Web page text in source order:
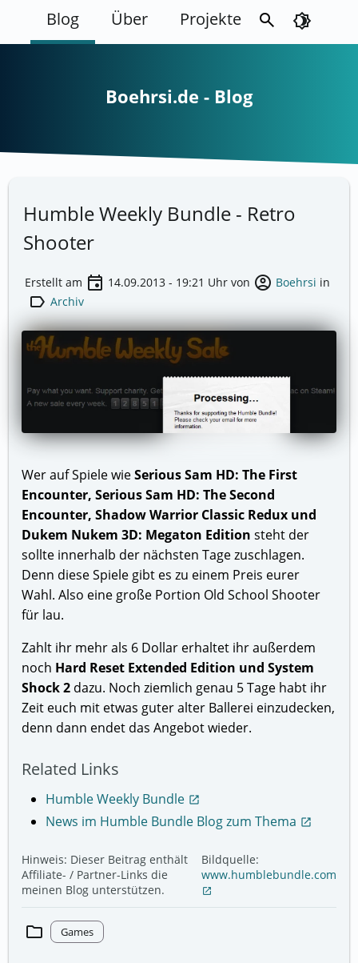
Blog Über Projekte search brightness_4
Boehrsi.de - Blog
Humble Weekly Bundle - Retro
Shooter
Erstellt am event 14.09.2013 - 19:21 Uhr von account_circle Boehrsi in
label Archiv
Wer auf Spiele wieSerious Sam HD: The First
Encounter, Serious Sam HD: The Second
Encounter, Shadow Warrior Classic Redux und
Dukem Nukem 3D: Megaton Edition steht der
sollte innerhalb der nächsten Tage zuschlagen.
Denn diese Spiele gibt es zu einem Preis eurer
Wahl. Also eine große Portion Old School Shooter
für lau.
Zahlt ihr mehr als 6 Dollar erhaltet ihr außerdem
noch Hard Reset Extended Edition und System
Shock 2 dazu. Noch ziemlich genau 5 Tage habt ihr
Zeit euch mit etwas guter alter Ballerei einzudecken,
denn dann endet das Angebot wieder.
Related Links
Humble Weekly Bundle open_in_new
News im Humble Bundle Blog zum Thema open_in_new
Hinweis: Dieser Beitrag enthält
Affiliate- / Partner-Links die
meinen Blog unterstützen.
Bildquelle:
www.humblebundle.com
open_in_new
folder Games